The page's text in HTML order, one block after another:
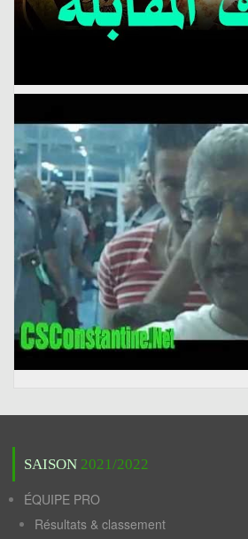
SAISON 2021/2022
ÉQUIPE PRO
Résultats & classement